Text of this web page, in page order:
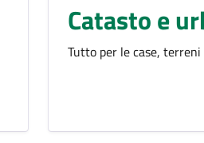
Catasto e
Tutto per le case, terreni